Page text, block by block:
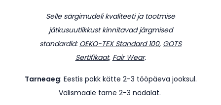
Selle särgimudeli kvaliteeti ja tootmise
jätkusuutlikkust kinnitavad järgmised
standardid: OEKO-TEX Standard 100, GOTS
Sertifikaat, Fair Wear.
Tarneaeg: Eestis pakk kätte 2-3 tööpäeva jooksul.
Välismaale tarne 2-3 nädalat.